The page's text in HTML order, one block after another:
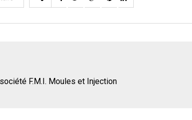
F.M.I. Moules et Injection